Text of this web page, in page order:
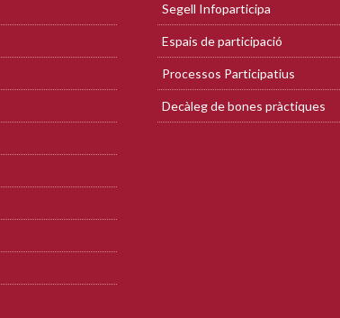
Segell Infoparticipa
Espais de participació
Processos Participatius
Decàleg de bones pràctiques